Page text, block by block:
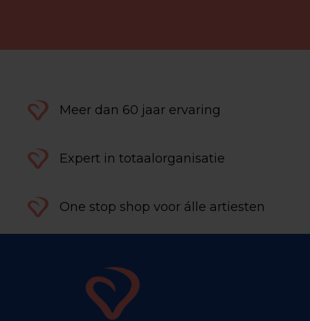
Meer dan 60 jaar ervaring
Expert in totaalorganisatie
One stop shop voor álle artiesten